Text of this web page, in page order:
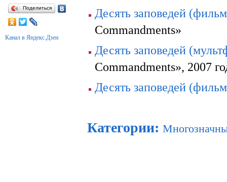
Поделиться
Канал в Яндекс.Дзен
Десять заповедей
Commandments»
Десять заповедей
Commandments», 2007
Десять заповедей
Категории: